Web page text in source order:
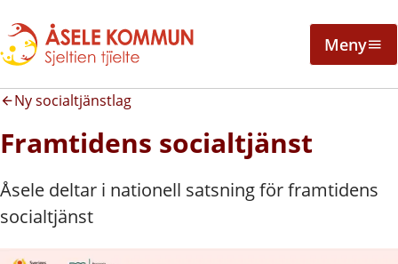
Meny
Ny socialtjänstlag
Framtidens socialtjänst
Åsele deltar i nationell satsning för framtidens
socialtjänst